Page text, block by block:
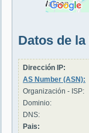
Datos de
Dirección IP:
AS Number (ASN):
Organización - ISP:
Dominio:
DNS:
Pais: